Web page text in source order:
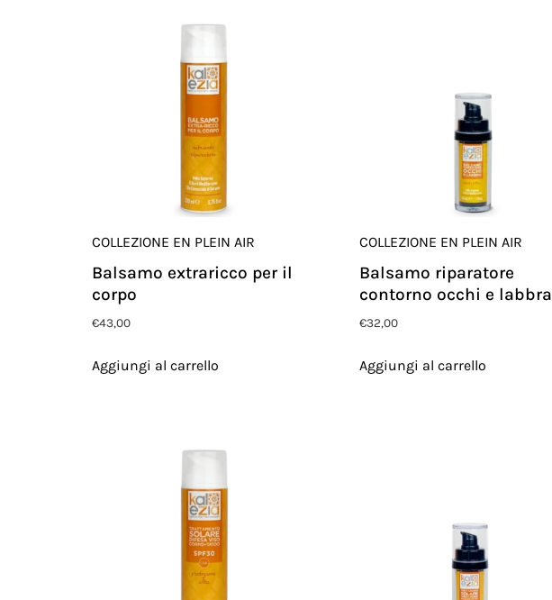
COLLEZIONE EN PLEIN AIR
Balsamo extraricco per il
corpo
€43,00
Aggiungi al carrello
COLLEZIONE EN PLEIN AIR
Balsamo riparatore
contorno occhi e labbra
€32,00
Aggiungi al carrello